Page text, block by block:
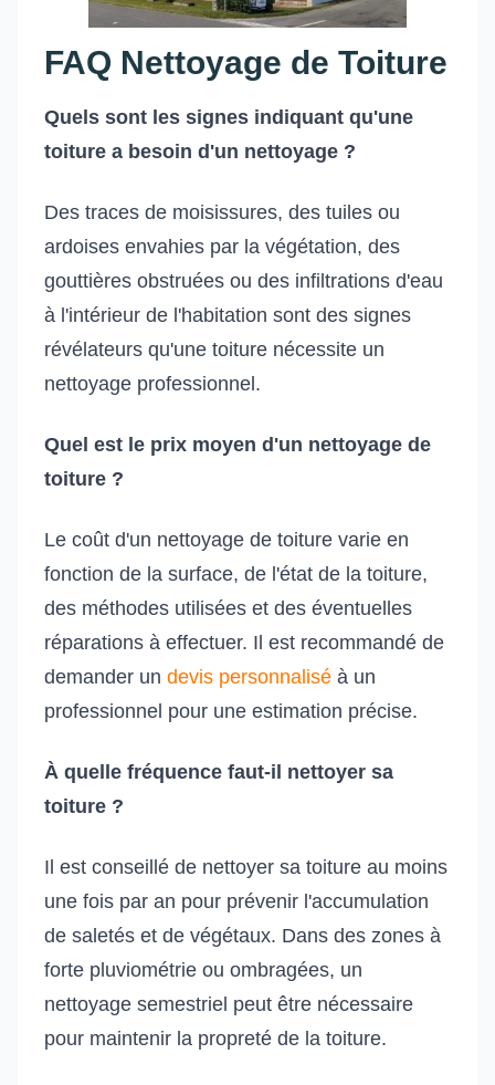
FAQ Nettoyage de Toiture
Quels sont les signes indiquant qu'une
toiture a besoin d'un nettoyage ?
Des traces de moisissures, des tuiles ou
ardoises envahies par la végétation, des
gouttières obstruées ou des infiltrations d'eau
à l'intérieur de l'habitation sont des signes
révélateurs qu'une toiture nécessite un
nettoyage professionnel.
Quel est le prix moyen d'un nettoyage de
toiture ?
Le coût d'un nettoyage de toiture varie en
fonction de la surface, de l'état de la toiture,
des méthodes utilisées et des éventuelles
réparations à effectuer. Il est recommandé de
demander un devis personnalisé à un
professionnel pour une estimation précise.
À quelle fréquence faut-il nettoyer sa
toiture ?
Il est conseillé de nettoyer sa toiture au moins
une fois par an pour prévenir l'accumulation
de saletés et de végétaux. Dans des zones à
forte pluviométrie ou ombragées, un
nettoyage semestriel peut être nécessaire
pour maintenir la propreté de la toiture.